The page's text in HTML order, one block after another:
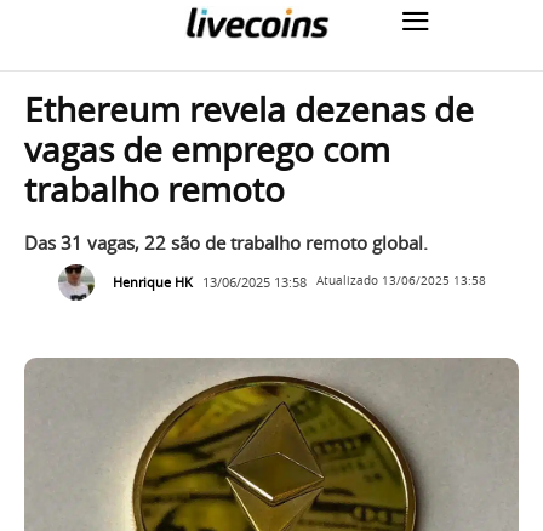
Ethereum revela dezenas de
vagas de emprego com
trabalho remoto
Das 31 vagas, 22 são de trabalho remoto global.
Henrique HK 13/06/2025 13:58 Atualizado 13/06/2025 13:58